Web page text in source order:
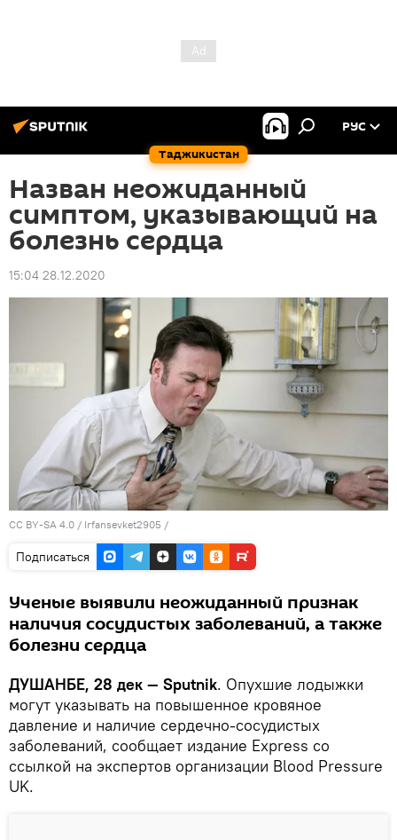
Таджикистан
РУС
Назван неожиданный
симптом, указывающий на
болезнь сердца
15:04 28.12.2020
CC BY-SA 4.0 / Irfansevket2905 /
Подписаться
Ученые выявили неожиданный признак
наличия сосудистых заболеваний, а также
болезни сердца
ДУШАНБЕ, 28 дек — Sputnik. Опухшие лодыжки
могут указывать на повышенное кровяное
давление и наличие сердечно-сосудистых
заболеваний, сообщает издание Express со
ссылкой на экспертов организации Blood Pressure
UK.